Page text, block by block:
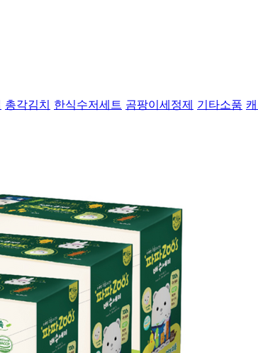
총각김치 한식수저세트 곰팡이세정제 기타소품